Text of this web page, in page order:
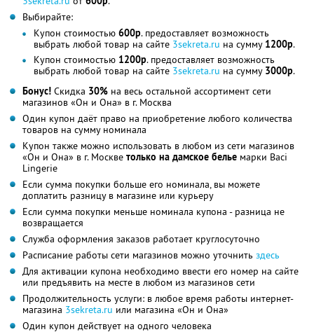
Выбирайте:
Купон стоимостью 600р. предоставляет возможность
выбрать любой товар на сайте 3sekreta.ru на сумму 1200р.
Купон стоимостью 1200р. предоставляет возможность
выбрать любой товар на сайте 3sekreta.ru на сумму 3000р.
Бонус! Скидка 30% на весь остальной ассортимент сети
магазинов «Он и Она» в г. Москва
Один купон даёт право на приобретение любого количества
товаров на сумму номинала
Купон также можно использовать в любом из сети магазинов
«Он и Она» в г. Москве только на дамское белье марки Baci
Lingerie
Если сумма покупки больше его номинала, вы можете
доплатить разницу в магазине или курьеру
Если сумма покупки меньше номинала купона - разница не
возвращается
Служба оформления заказов работает круглосуточно
Расписание работы сети магазинов можно уточнить здесь
Для активации купона необходимо ввести его номер на сайте
или предъявить на месте в любом из магазинов сети
Продолжительность услуги: в любое время работы интернет-
магазина 3sekreta.ru или магазина «Он и Она»
Один купон действует на одного человека